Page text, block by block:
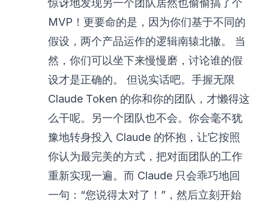
惊讶地发现另一个团队居然也偷偷搞了个
MVP！更要命的是，因为你们基于不同的
假设，两个产品运作的逻辑南辕北辙。 当
然，你们可以坐下来慢慢磨，讨论谁的假
设才是正确的。 但说实话吧。手握无限
Claude Token 的你和你的团队，才懒得这
么干呢。另一个团队也不会。你会毫不犹
豫地转身投入 Claude 的怀抱，让它按照
你认为最完美的方式，把对面团队的工作
重新实现一遍。而 Claude 只会乖巧地回
一句：“您说得太对了！”，然后立刻开始